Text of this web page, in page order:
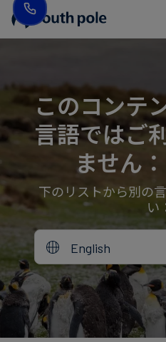
Read more
Read more
Read more
Read more
Read more
このコンテ
言語ではご
ません：
下のリストから別の
い
English